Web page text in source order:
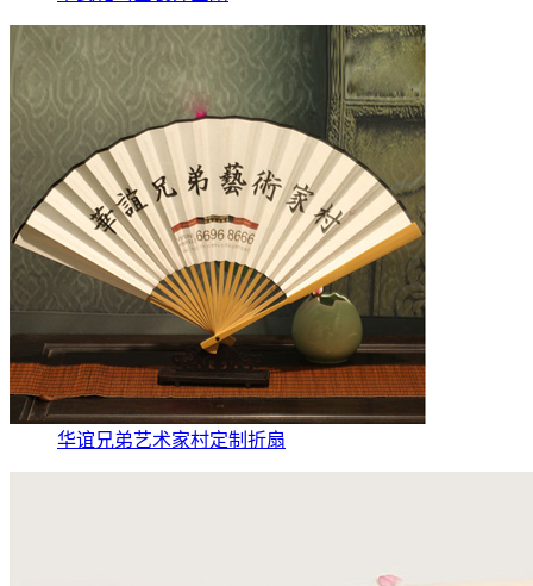
华谊兄弟艺术家村定制折扇